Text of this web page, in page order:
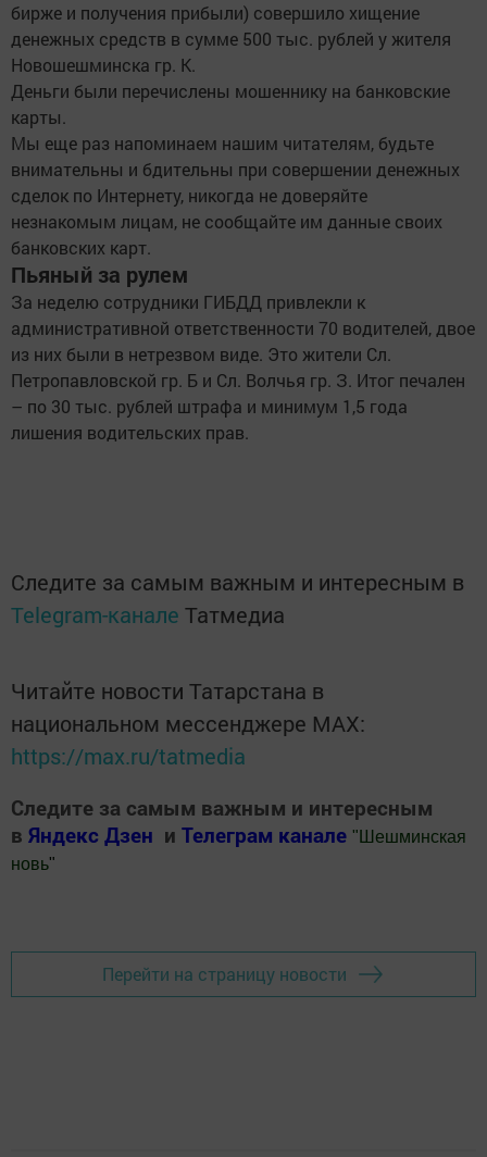
бирже и получения прибыли) совершило хищение
денежных средств в сумме 500 тыс. рублей у жителя
Новошешминска гр. К.
Деньги были перечислены мошеннику на банковские
карты.
Мы еще раз напоминаем нашим читателям, будьте
внимательны и бдительны при совершении денежных
сделок по Интернету, никогда не доверяйте
незнакомым лицам, не сообщайте им данные своих
банковских карт.
Пьяный за рулем
За неделю сотрудники ГИБДД привлекли к
административной ответственности 70 водителей, двое
из них были в нетрезвом виде. Это жители Сл.
Петропавловской гр. Б и Сл. Волчья гр. З. Итог печален
– по 30 тыс. рублей штрафа и минимум 1,5 года
лишения водительских прав.
Следите за самым важным и интересным в
Telegram-канале Татмедиа
Читайте новости Татарстана в
национальном мессенджере MАХ:
https://max.ru/tatmedia
Следите за самым важным и интересным
в Яндекс Дзен и Телеграм канале " Шешминская
новь"
Перейти на страницу новости